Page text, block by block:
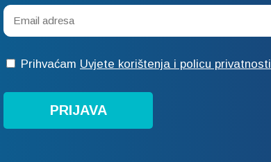
Prihvaćam Uvjete korištenja i policu privatnosti